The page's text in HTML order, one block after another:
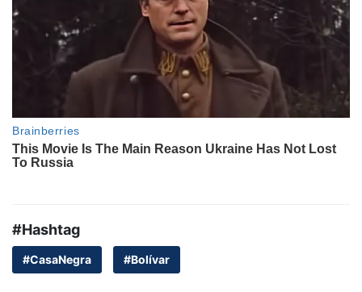
#Hashtag
#CasaNegra #Bolívar